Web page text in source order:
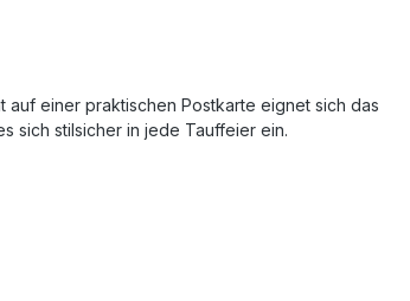
einer praktischen Postkarte eignet sich das
sich stilsicher in jede Tauffeier ein.